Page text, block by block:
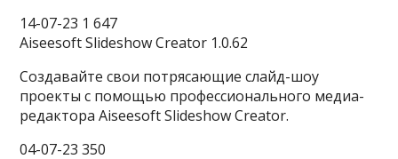
14-07-23 1 647
Aiseesoft Slideshow Creator 1.0.62
Создавайте свои потрясающие слайд-шоу
проекты с помощью профессионального медиа-
редактора Aiseesoft Slideshow Creator.
04-07-23 350